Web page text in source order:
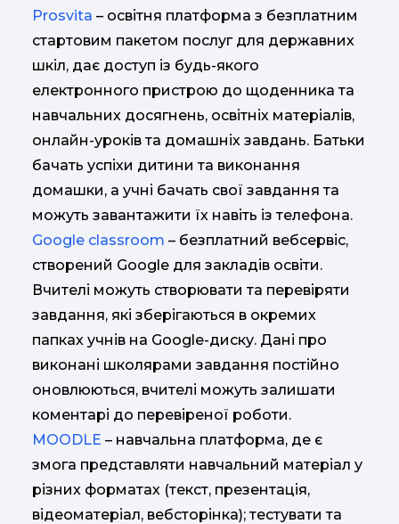
Prosvita – освітня платформа з безплатним
стартовим пакетом послуг для державних
шкіл, дає доступ із будь-якого
електронного пристрою до щоденника та
навчальних досягнень, освітніх матеріалів,
онлайн-уроків та домашніх завдань. Батьки
бачать успіхи дитини та виконання
домашки, а учні бачать свої завдання та
можуть завантажити їх навіть із телефона.
Google classroom – безплатний вебсервіс,
створений Google для закладів освіти.
Вчителі можуть створювати та перевіряти
завдання, які зберігаються в окремих
папках учнів на Google-диску. Дані про
виконані школярами завдання постійно
оновлюються, вчителі можуть залишати
коментарі до перевіреної роботи.
MOODLE – навчальна платформа, де є
змога представляти навчальний матеріал у
різних форматах (текст, презентація,
відеоматеріал, вебсторінка); тестувати та